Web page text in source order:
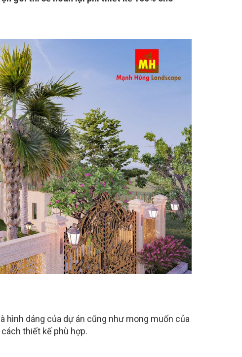
hình dáng của dự án cũng như mong muốn của
thiết kế phù hợp.